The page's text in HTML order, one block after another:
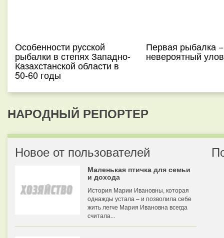
Особенности русской
рыбалки в степях Западно-
Казахстанской области в
50-60 годы
Первая рыбалка
невероятный улов
НАРОДНЫЙ РЕПОРТЕР
Новое от пользователей
Маленькая птичка для семьи
и дохода
История Марии Ивановны, которая
однажды устала – и позволила себе
жить легче Мария Ивановна всегда
считала...